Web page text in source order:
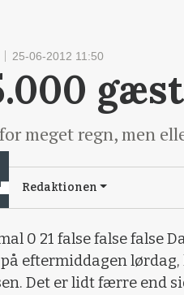
25-06-2012 11:50
meget regn, men
Redaktionen
0 21 false false false
eftermiddagen
Det er lidt færre end